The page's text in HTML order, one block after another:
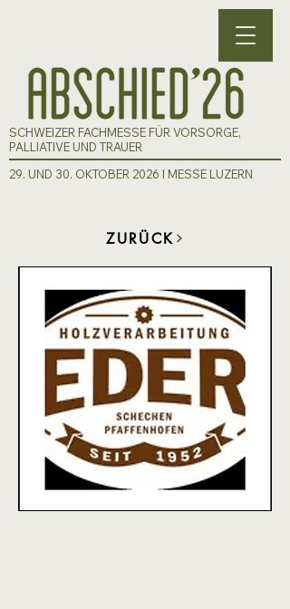
SCHWEIZER FACHMESSE FÜR VORSORGE,
PALLIATIVE UND TRAUER
29. UND 30. OKTOBER 2026 I MESSE LUZERN
ZURÜCK